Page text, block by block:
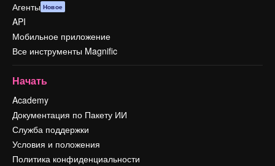
Агенты Новое
API
Мобильное приложение
Все инструменты Magnific
Начать
Academy
Документация по Пакету ИИ
Служба поддержки
Условия и положения
Политика конфиденциальности